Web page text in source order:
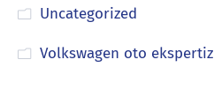
Uncategorized
Volkswagen oto ekspertiz